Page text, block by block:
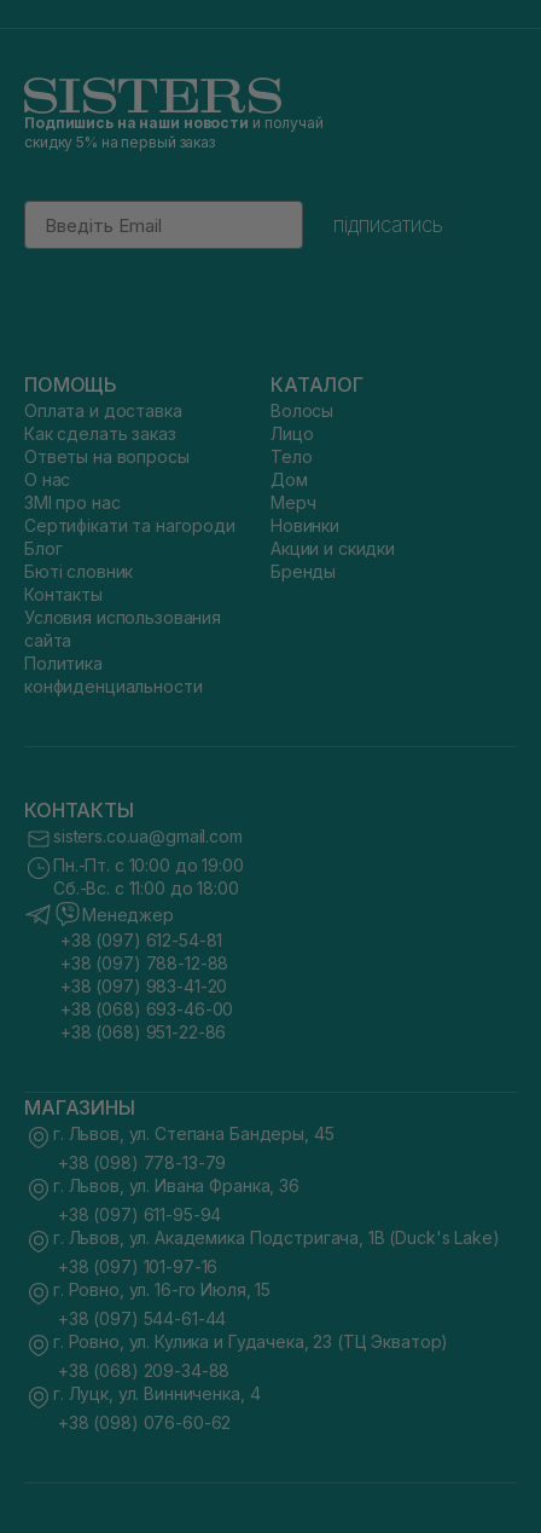
Подпишись на наши новости и получай
скидку 5% на первый заказ
Email
підписатись
ПОМОЩЬ
Оплата и доставка
Как сделать заказ
Ответы на вопросы
О нас
ЗМІ про нас
Сертифікати та нагороди
Блог
Бюті словник
Контакты
Условия использования
сайта
Политика
конфиденциальности
КАТАЛОГ
Волосы
Лицо
Тело
Дом
Мерч
Новинки
Акции и скидки
Бренды
КОНТАКТЫ
sisters.co.ua@gmail.com
Пн.-Пт. с 10:00 до 19:00
Сб.-Вс. с 11:00 до 18:00
Менеджер
+38 (097) 612-54-81
+38 (097) 788-12-88
+38 (097) 983-41-20
+38 (068) 693-46-00
+38 (068) 951-22-86
МАГАЗИНЫ
г. Львов, ул. Степана Бандеры, 45
+38 (098) 778-13-79
г. Львов, ул. Ивана Франка, 36
+38 (097) 611-95-94
г. Львов, ул. Академика Подстригача, 1В (Duck's Lake)
+38 (097) 101-97-16
г. Ровно, ул. 16-го Июля, 15
+38 (097) 544-61-44
г. Ровно, ул. Кулика и Гудачека, 23 (ТЦ Экватор)
+38 (068) 209-34-88
г. Луцк, ул. Винниченка, 4
+38 (098) 076-60-62